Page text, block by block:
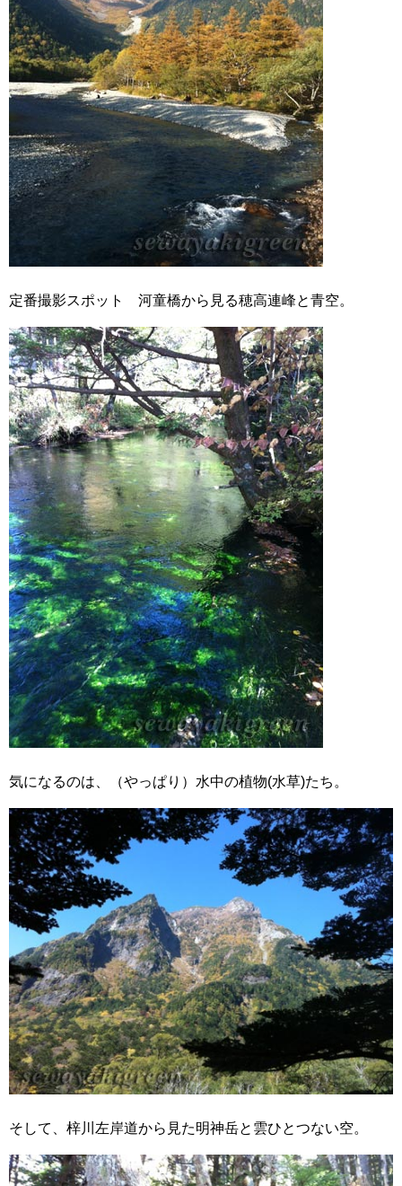
定番撮影スポット 河童橋から見る穂高連峰と青空。
気になるのは、（やっぱり）水中の植物(水草)たち。
そして、梓川左岸道から見た明神岳と雲ひとつない空。